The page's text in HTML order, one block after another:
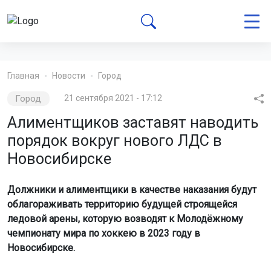
Главная Новости Город
Город 21 сентября 2021 - 17:12
Алиментщиков заставят наводить
порядок вокруг нового ЛДС в
Новосибирске
Должники и алиментщики в качестве наказания будут
облагораживать территорию будущей строящейся
ледовой арены, которую возводят к Молодёжному
чемпионату мира по хоккею в 2023 году в
Новосибирске.